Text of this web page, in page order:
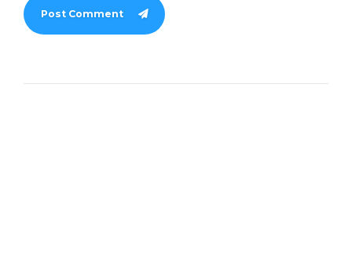
Post Comment